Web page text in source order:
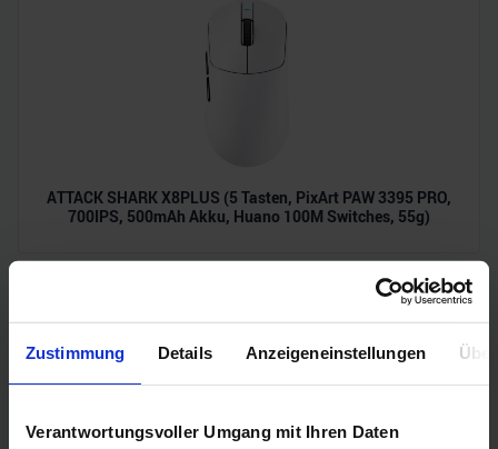
Zustimmung Details Anzeigeneinstellungen
Verantwortungsvoller Umgang mit Ihren Daten
ATTACK SHARK X8PLUS (5 Tasten, PixArt PAW 3395 PRO,
700IPS, 500mAh Akku, Huano 100M Switches, 55g)